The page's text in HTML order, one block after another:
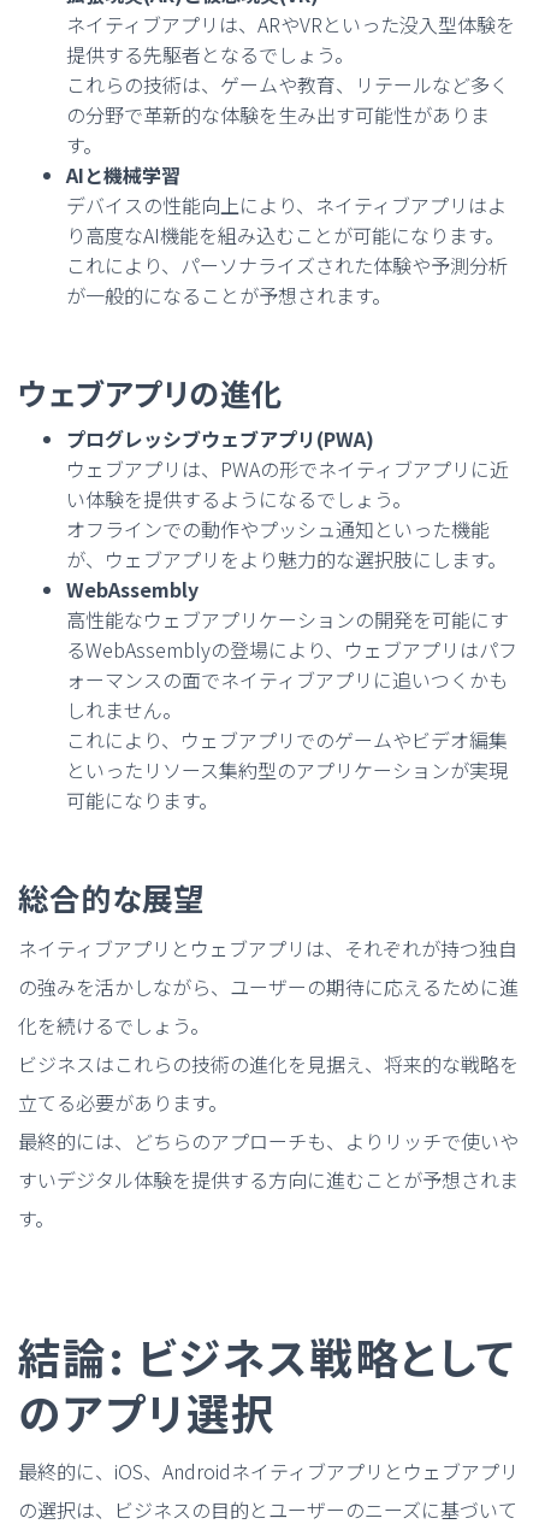
ネイティブアプリは、ARやVRといった没入型体験を
提供する先駆者となるでしょう。
これらの技術は、ゲームや教育、リテールなど多く
の分野で革新的な体験を生み出す可能性がありま
す。
AIと機械学習
デバイスの性能向上により、ネイティブアプリはよ
り高度なAI機能を組み込むことが可能になります。
これにより、パーソナライズされた体験や予測分析
が一般的になることが予想されます。
ウェブアプリの進化
プログレッシブウェブアプリ(PWA)
ウェブアプリは、PWAの形でネイティブアプリに近
い体験を提供するようになるでしょう。
オフラインでの動作やプッシュ通知といった機能
が、ウェブアプリをより魅力的な選択肢にします。
WebAssembly
高性能なウェブアプリケーションの開発を可能にす
るWebAssemblyの登場により、ウェブアプリはパフ
ォーマンスの面でネイティブアプリに追いつくかも
しれません。
これにより、ウェブアプリでのゲームやビデオ編集
といったリソース集約型のアプリケーションが実現
可能になります。
総合的な展望
ネイティブアプリとウェブアプリは、それぞれが持つ独自
の強みを活かしながら、ユーザーの期待に応えるために進
化を続けるでしょう。
ビジネスはこれらの技術の進化を見据え、将来的な戦略を
立てる必要があります。
最終的には、どちらのアプローチも、よりリッチで使いや
すいデジタル体験を提供する方向に進むことが予想されま
す。
結論: ビジネス戦略として
のアプリ選択
最終的に、iOS、Androidネイティブアプリとウェブアプリ
の選択は、ビジネスの目的とユーザーのニーズに基づいて